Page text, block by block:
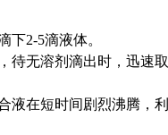
2-5滴液体。
待无溶剂滴出时，迅速取
液在短时间剧烈沸腾，利